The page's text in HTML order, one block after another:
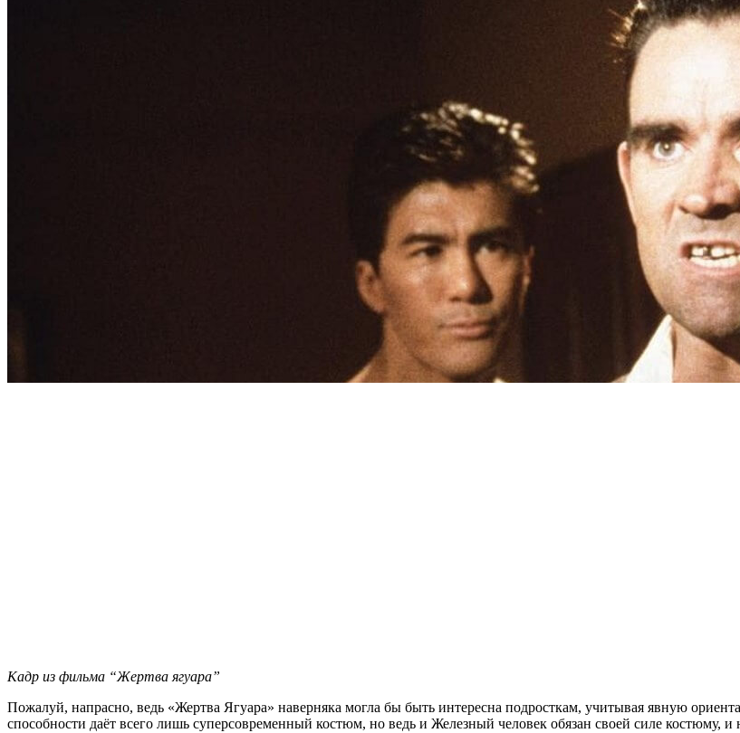
Кадр из фильма “Жертва ягуара”
Пожалуй, напрасно, ведь «Жертва Ягуара» наверняка могла бы быть интересна подросткам, учитывая явную
способности даёт всего лишь суперсовременный костюм, но ведь и Железный человек обязан своей силе костюму, и